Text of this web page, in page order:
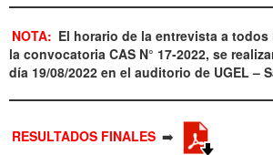
NOTA: El horario de la entrevista a
la convocatoria CAS N° 17-2022, se
día 19/08/2022 en el auditorio de UGEL –
RESULTADOS FINALES ➡️